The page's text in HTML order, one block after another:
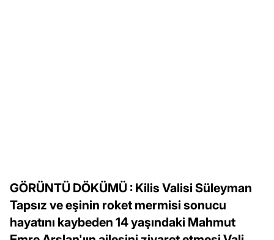
GÖRÜNTÜ DÖKÜMÜ : Kilis Valisi Süleyman
Tapsız ve eşinin roket mermisi sonucu
hayatını kaybeden 14 yaşındaki Mahmut